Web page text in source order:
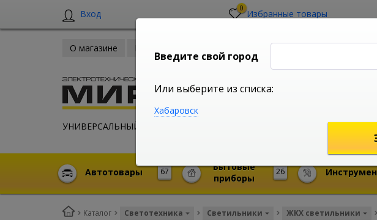
Вход 0 Избранные товары
О магазине
УНИВЕРСАЛЬНЫЙ ИНТЕРНЕТ МАГАЗИН
67
Автотовары 26
Бытовые
приборы
Каталог Светотехника Светильники ЖКХ светильники
Введите свой город
Или выберите из списка:
Хабаровск